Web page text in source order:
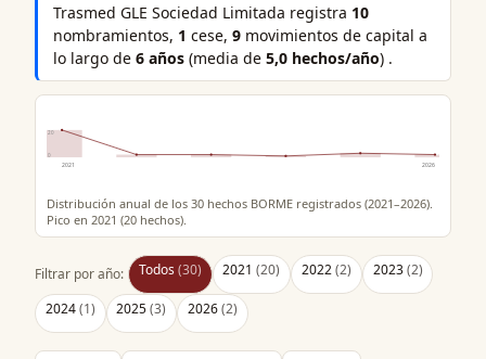
Trasmed GLE Sociedad Limitada registra 10
nombramientos, 1 cese,9 movimientos de capital a
lo largo de6 años (media de5,0 hechos/año) .
20
0
2021
2026
Distribución anual de los 30 hechos BORME registrados (2021–2026).
Pico en 2021 (20 hechos).
Filtrar por año: Todos (30) 2021(20) 2022(2) 2023(2)
2024(1) 2025(3) 2026(2)